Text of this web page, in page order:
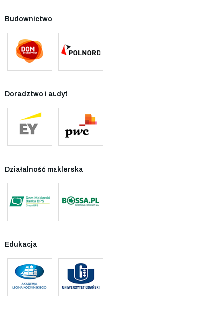
Budownictwo
Doradztwo i audyt
Działalność maklerska
Edukacja